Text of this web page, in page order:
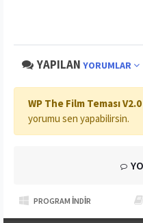
PROGRAM İNDIR
YAPILAN YORUMLAR
WP The Film Teması V2.0
yorumu sen yapabilirsin.